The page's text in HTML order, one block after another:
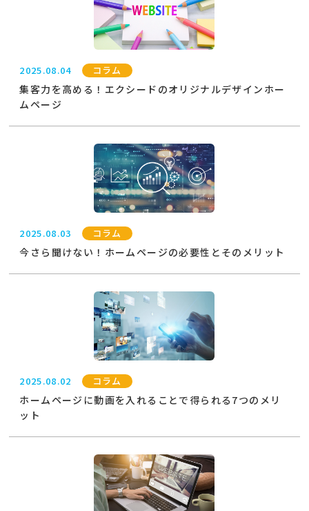
2025.08.04 コラム
集客力を高める！エクシードのオリジナルデザインホー
ムページ
2025.08.03 コラム
今さら聞けない！ホームページの必要性とそのメリット
2025.08.02 コラム
ホームページに動画を入れることで得られる7つのメリ
ット